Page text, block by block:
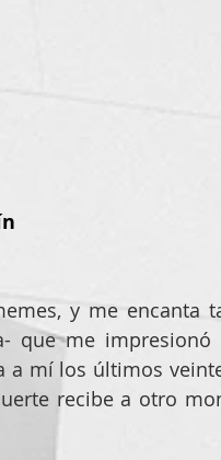
y me encanta
que me impresionó
mí los últimos
recibe a otro